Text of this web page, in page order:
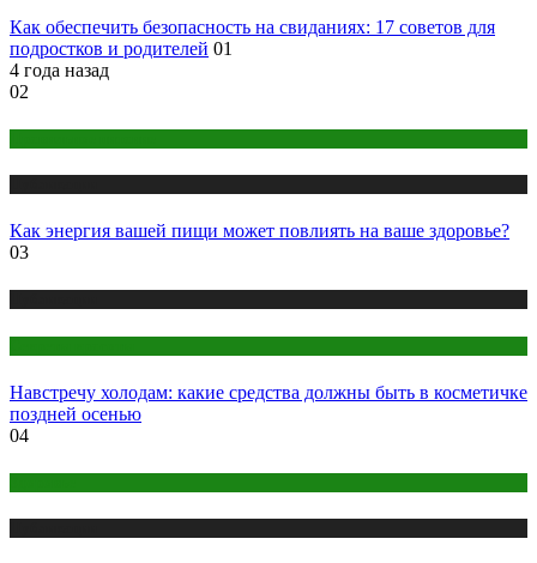
Как обеспечить безопасность на свиданиях: 17 советов для
подростков и родителей 01
4 года назад
02
Как энергия вашей пищи может повлиять на ваше здоровье?
03
Навстречу холодам: какие средства должны быть в косметичке
поздней осенью
04